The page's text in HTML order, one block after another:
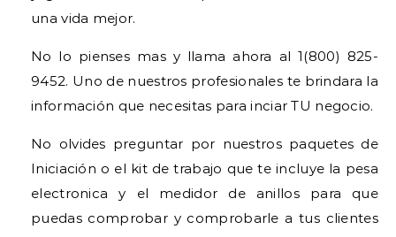
una vida mejor.
No lo pienses mas y llama ahora al 1(800) 825-
9452. Uno de nuestros profesionales te brindara la
información que necesitas para inciar TU negocio.
​No olvides preguntar por nuestros paquetes de
Iniciación o el kit de trabajo que te incluye la pesa
electronica y el medidor de anillos para que
puedas comprobar y comprobarle a tus clientes